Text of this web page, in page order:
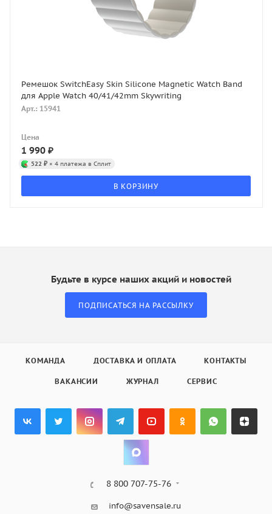
Ремешок SwitchEasy Skin Silicone Magnetic Watch Band
для Apple Watch 40/41/42mm Skywriting
Арт.: 15941
Цена
1 990 ₽
522 ₽ × 4 платежа в Сплит
В КОРЗИНУ
Будьте в курсе наших акций и новостей
ПОДПИСАТЬСЯ НА РАССЫЛКУ
КОМАНДА ДОСТАВКА И ОПЛАТА КОНТАКТЫ
ВАКАНСИИ ЖУРНАЛ СЕРВИС
8 800 707-75-76
info@savensale.ru